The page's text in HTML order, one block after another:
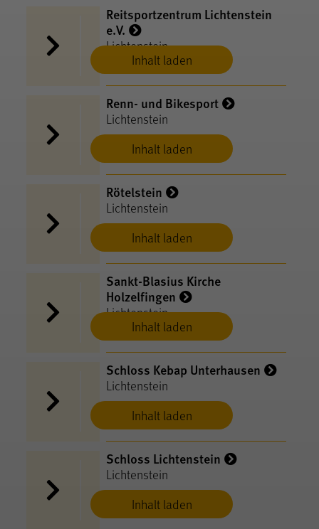
Inhalt laden
Reitsportzentrum Lichtenstein
e.V.
Lichtenstein
Inhalt laden
Renn- und Bikesport
Lichtenstein
Inhalt laden
Rötelstein
Lichtenstein
Inhalt laden
Sankt-Blasius Kirche
Holzelfingen
Lichtenstein
Inhalt laden
Schloss Kebap Unterhausen
Lichtenstein
Inhalt laden
Schloss Lichtenstein
Lichtenstein